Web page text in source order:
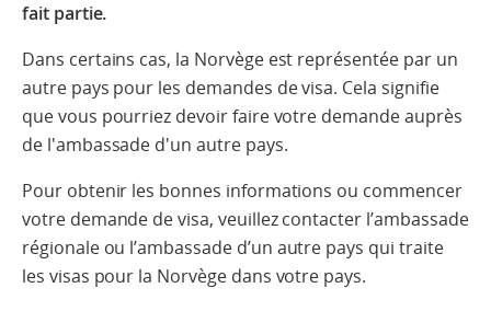
fait partie.
Dans certains cas, la Norvège est représentée par un
autre pays pour les demandes de visa. Cela signifie
que vous pourriez devoir faire votre demande auprès
de l'ambassade d'un autre pays.
Pour obtenir les bonnes informations ou commencer
votre demande de visa, veuillez contacter l’ambassade
régionale ou l’ambassade d’un autre pays qui traite
les visas pour la Norvège dans votre pays.